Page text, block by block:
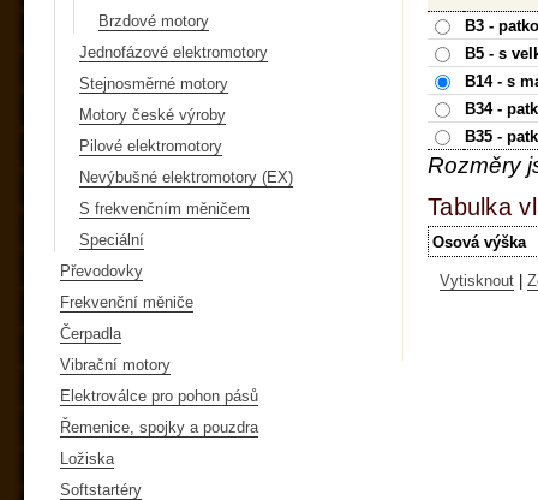
Brzdové motory
Jednofázové elektromotory
Stejnosměrné motory
Motory české výroby
Pilové elektromotory
Nevýbušné elektromotory (EX)
S frekvenčním měničem
Speciální
Převodovky
Frekvenční měniče
Čerpadla
Vibrační motory
Elektroválce pro pohon pásů
Řemenice, spojky a pouzdra
Ložiska
Softstartéry
B3 -
B5 - s
B14 - s
B34 -
B35 -
Rozměry
Tabulka
Osová výška
Vytisknout